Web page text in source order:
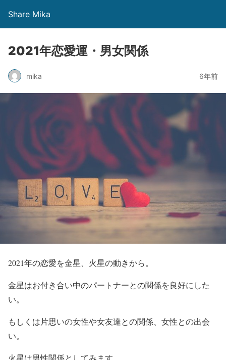
Share Mika
2021年恋愛運・男女関係
mika 6年前
2021年の恋愛を金星、火星の動きから。
金星はお付き合い中のパートナーとの関係を良好にした
い。
もしくは片思いの女性や女友達との関係、女性との出会
い。
火星は男性関係としてみます。